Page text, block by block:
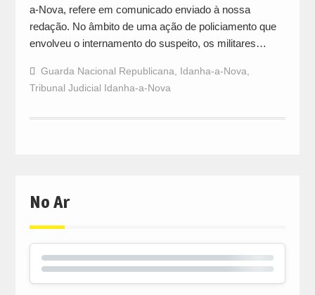
a-Nova, refere em comunicado enviado à nossa
redação. No âmbito de uma ação de policiamento que
envolveu o internamento do suspeito, os militares…
Guarda Nacional Republicana, Idanha-a-Nova,
Tribunal Judicial Idanha-a-Nova
No Ar